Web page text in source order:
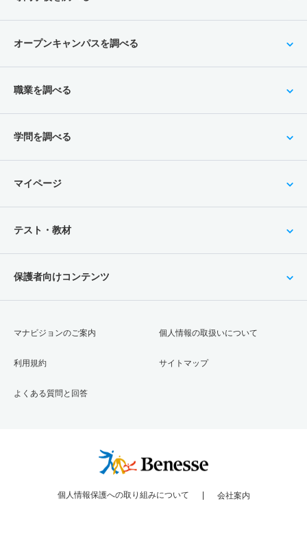
オープンキャンパスを調べる
職業を調べる
学問を調べる
マイページ
テスト・教材
保護者向けコンテンツ
マナビジョンのご案内
利用規約
よくある質問と回答
個人情報の取扱いについて
サイトマップ
個人情報保護への取り組みについて 会社案内